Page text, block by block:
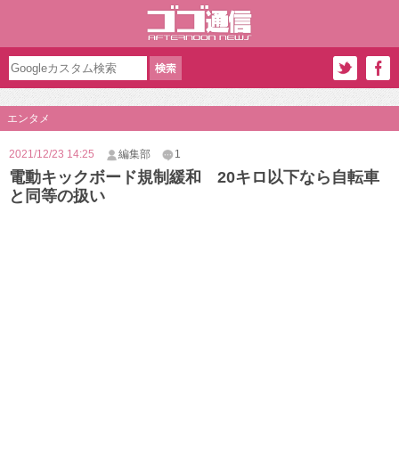
エンタメ
2021/12/23 14:25 編集部 1
電動キックボード規制緩和 20キロ以下なら自転車
と同等の扱い